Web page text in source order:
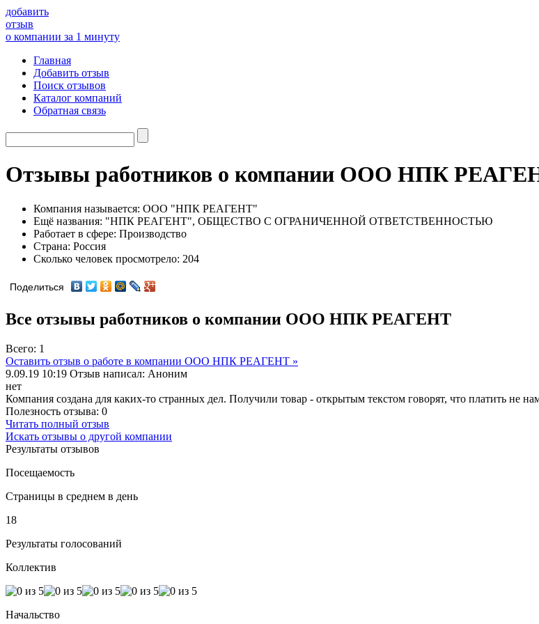
добавить
отзыв
о компании за 1 минуту
Главная
Добавить отзыв
Поиск отзывов
Каталог компаний
Обратная связь
Отзывы работников о компании ООО НПК
Компания называется: ООО "НПК РЕАГЕНТ"
Ещё названия: "НПК РЕАГЕНТ", ОБЩЕСТВО С ОГРАНИЧЕННОЙ ОТВЕТСТВЕННОСТЬЮ
Работает в сфере: Производство
Страна: Россия
Сколько человек просмотрело: 204
Поделиться
Все отзывы работников о компании ООО НПК РЕАГЕНТ
Всего: 1
Оставить отзыв о работе в компании ООО НПК РЕАГЕНТ »
9.09.19 10:19 Отзыв написал: Аноним
нет
Компания создана для каких-то странных дел. Получили товар - открытым текстом говорят, что платить
Полезность отзыва: 0
Читать полный отзыв
Искать отзывы о другой компании
Результаты отзывов
Посещаемость
Страницы в среднем в день
18
Результаты голосований
Коллектив
Начальство